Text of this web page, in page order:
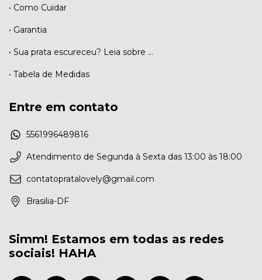
• Como Cuidar
• Garantia
• Sua prata escureceu? Leia sobre ...
• Tabela de Medidas
Entre em contato
5561996489816
Atendimento de Segunda à Sexta das 13:00 às 18:00
contatopratalovely@gmail.com
Brasilia-DF
Simm! Estamos em todas as redes
sociais! HAHA